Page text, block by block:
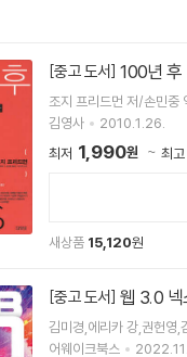
[중고 도서] 100년 후
조지 프리드먼 저/손민중
김영사
2010.1.26.
최저 1,990원 최고
새상품 15,120원
[중고 도서] 웹 3.0 넥
김미경,에리카 강,권헌영,
어웨이크북스